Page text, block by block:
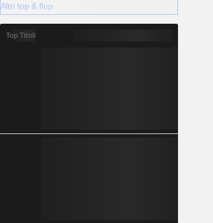
Altri top & flop
Top Titoli